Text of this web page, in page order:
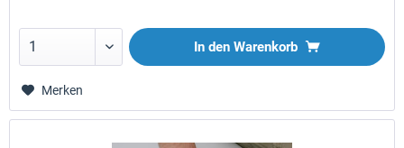
In den Warenkorb
Merken